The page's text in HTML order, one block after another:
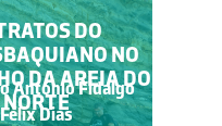
António Fidalgo
Dias
DO
NO
DA AREIA DO
NORTE
António Fidalgo
Félix Dias